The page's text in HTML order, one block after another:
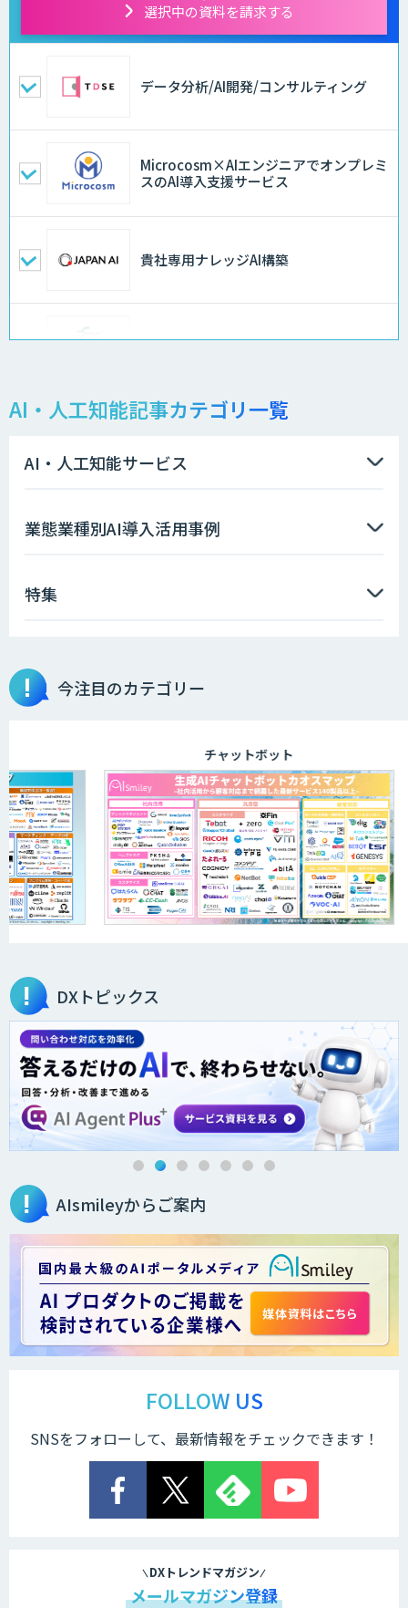
選択中の資料を請求する
データ分析/AI開発/コンサルティング
Microcosm×AIエンジニアでオンプレミ
スのAI導入支援サービス
貴社専用ナレッジAI構築
異常検知AI
需要予測＋業務最適化AIシステム
「VAB-5000」
画像解析・デジタルツイン領域のAI開発
AI開発・伴走支援・内製化支援
「ジンベイ AI技術実装アドバイザリー」
サービス
ローカルLLM×RAG「Cosnex」
DXセカンドオピニオン
生成AI活用コンサルティング
法人向け生成AIソリューション（受託開
発/PoC&コンサル）
AI 受託開発・導入支援
AI・人工知能記事カテゴリ一覧
AI・人工知能サービス
業態業種別AI導入活用事例
特集
今注目のカテゴリー
チャットボット
DXトピックス
AIsmileyからご案内
FOLLOW US
SNSをフォローして、最新情報をチェックできます！
DXトレンドマガジン
メールマガジン登録